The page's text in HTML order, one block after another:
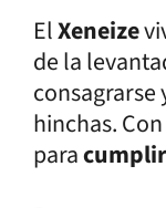
ElXeneize
de la
consagrarse
hinchas. Con
para